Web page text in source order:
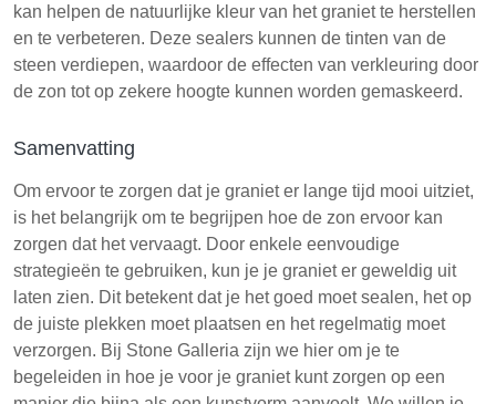
kan helpen de natuurlijke kleur van het graniet te herstellen
en te verbeteren. Deze sealers kunnen de tinten van de
steen verdiepen, waardoor de effecten van verkleuring door
de zon tot op zekere hoogte kunnen worden gemaskeerd.
Samenvatting
Om ervoor te zorgen dat je graniet er lange tijd mooi uitziet,
is het belangrijk om te begrijpen hoe de zon ervoor kan
zorgen dat het vervaagt. Door enkele eenvoudige
strategieën te gebruiken, kun je je graniet er geweldig uit
laten zien. Dit betekent dat je het goed moet sealen, het op
de juiste plekken moet plaatsen en het regelmatig moet
verzorgen. Bij Stone Galleria zijn we hier om je te
begeleiden in hoe je voor je graniet kunt zorgen op een